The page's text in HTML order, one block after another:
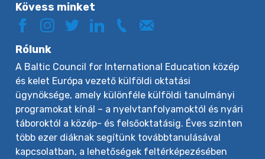
Kövess minket
Rólunk
A Baltic Council for International Education közép
és kelet Európa vezető külföldi oktatási
ügynöksége, amely különféle külföldi tanulmányi
programokat kínál – a nyelvtanfolyamoktól és nyári
táboroktól a közép- és felsőoktatásig. Éves szinten
több ezer diáknak segítünk továbbtanulásával
kapcsolatban, a lehetőségek feltérképezésében